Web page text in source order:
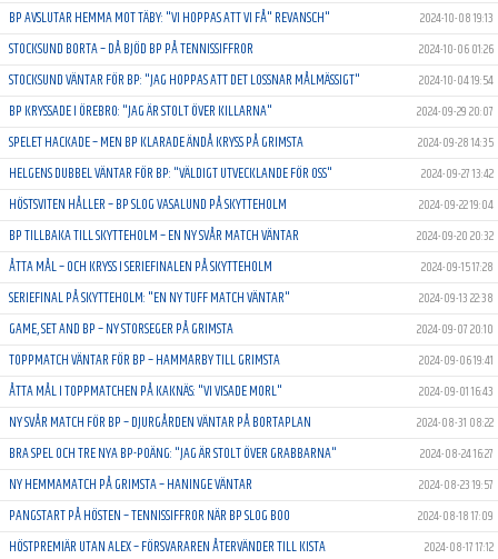
BP AVSLUTAR HEMMA MOT TÄBY: "VI HOPPAS ATT VI FÅ" REVANSCH" 2024-10-08 19:13
STOCKSUND BORTA – DÅ BJÖD BP PÅ TENNISSIFFROR 2024-10-06 01:26
STOCKSUND VÄNTAR FÖR BP: "JAG HOPPAS ATT DET LOSSNAR MÅLMÄSSIGT" 2024-10-04 19:54
BP KRYSSADE I ÖREBRO: "JAG ÄR STOLT ÖVER KILLARNA" 2024-09-29 20:07
SPELET HACKADE – MEN BP KLARADE ÄNDÅ KRYSS PÅ GRIMSTA 2024-09-28 14:35
HELGENS DUBBEL VÄNTAR FÖR BP: "VÄLDIGT UTVECKLANDE FÖR OSS" 2024-09-27 13:42
HÖSTSVITEN HÅLLER – BP SLOG VASALUND PÅ SKYTTEHOLM 2024-09-22 19:04
BP TILLBAKA TILL SKYTTEHOLM – EN NY SVÅR MATCH VÄNTAR 2024-09-20 20:32
ÅTTA MÅL – OCH KRYSS I SERIEFINALEN PÅ SKYTTEHOLM 2024-09-15 17:28
SERIEFINAL PÅ SKYTTEHOLM: "EN NY TUFF MATCH VÄNTAR" 2024-09-13 22:38
GAME, SET AND BP – NY STORSEGER PÅ GRIMSTA 2024-09-07 20:10
TOPPMATCH VÄNTAR FÖR BP – HAMMARBY TILL GRIMSTA 2024-09-06 19:41
ÅTTA MÅL I TOPPMATCHEN PÅ KAKNÄS: "VI VISADE MORL" 2024-09-01 16:43
NY SVÅR MATCH FÖR BP – DJURGÅRDEN VÄNTAR PÅ BORTAPLAN 2024-08-31 08:22
BRA SPEL OCH TRE NYA BP-POÄNG: "JAG ÄR STOLT ÖVER GRABBARNA" 2024-08-24 16:27
NY HEMMAMATCH PÅ GRIMSTA – HANINGE VÄNTAR 2024-08-23 19:57
PANGSTART PÅ HÖSTEN – TENNISSIFFROR NÄR BP SLOG BOO 2024-08-18 17:09
HÖSTPREMIÄR UTAN ALEX – FÖRSVARAREN ÅTERVÄNDER TILL KISTA 2024-08-17 17:12